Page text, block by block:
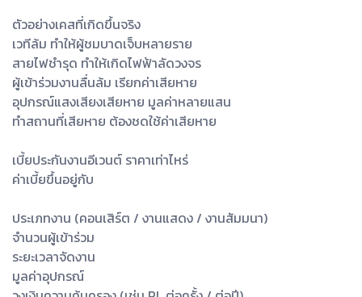
ตัวอย่างเคสที่เกิดขึ้นจริง
เวทีล้ม ทำให้ผู้ชมบาดเจ็บหลายราย
สายไฟชำรุด ทำให้เกิดไฟฟ้าลัดวงจร
ผู้เข้าร่วมงานลื่นล้ม เรียกค่าเสียหาย
อุปกรณ์แสงเสียงเสียหาย มูลค่าหลายแสน
ทำสถานที่เสียหาย ต้องชดใช้ค่าเสียหาย
เบี้ยประกันงานอีเวนต์ ราคาเท่าไหร่
ค่าเบี้ยขึ้นอยู่กับ
ประเภทงาน (คอนเสิร์ต / งานแสดง / งานสัมมนา)
จำนวนผู้เข้าร่วม
ระยะเวลาจัดงาน
มูลค่าอุปกรณ์